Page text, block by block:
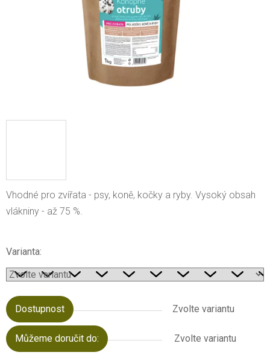
Vhodné pro zvířata - psy, koně, kočky a ryby. Vysoký obsah
vlákniny - až 75 %.
Varianta:
Dostupnost Zvolte variantu
Můžeme doručit do: Zvolte variantu